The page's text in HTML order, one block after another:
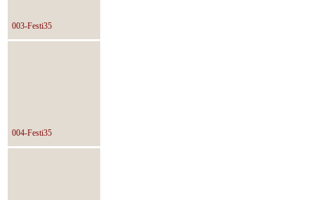
003-Festi35
004-Festi35